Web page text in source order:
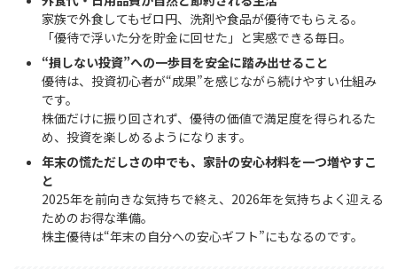
家族で外食してもゼロ円、洗剤や食品が優待でもらえる。
「優待で浮いた分を貯金に回せた」と実感できる毎日。
“損しない投資”への一歩目を安全に踏み出せること
優待は、投資初心者が“成果”を感じながら続けやすい仕組み
です。
株価だけに振り回されず、優待の価値で満足度を得られるた
め、投資を楽しめるようになります。
年末の慌ただしさの中でも、家計の安心材料を一つ増やすこ
と
2025年を前向きな気持ちで終え、2026年を気持ちよく迎える
ためのお得な準備。
株主優待は“年末の自分への安心ギフト”にもなるのです。